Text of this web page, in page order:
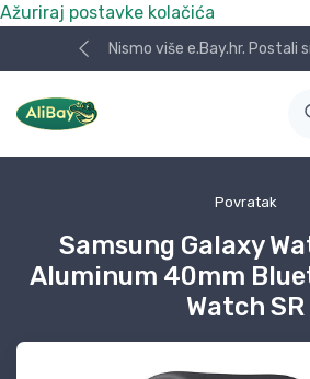
Ažuriraj postavke kolačića
Nismo više e.Bay.hr. Postali
Povratak
Samsung Galaxy
Aluminum 40mm
Watch SR